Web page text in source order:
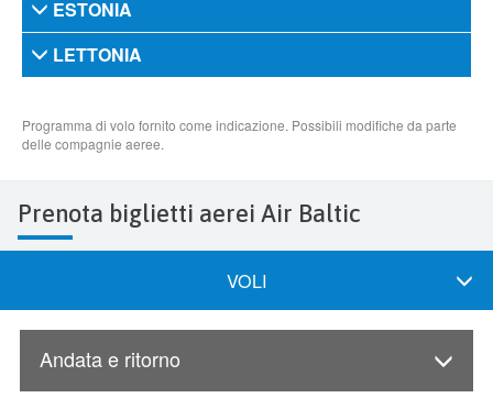
Prenota biglietti aerei Air Baltic